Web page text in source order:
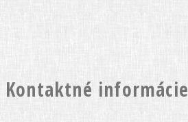
Kontaktné informácie